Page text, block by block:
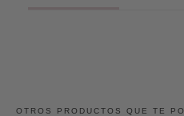
OTROS PRODUCTOS QUE TE